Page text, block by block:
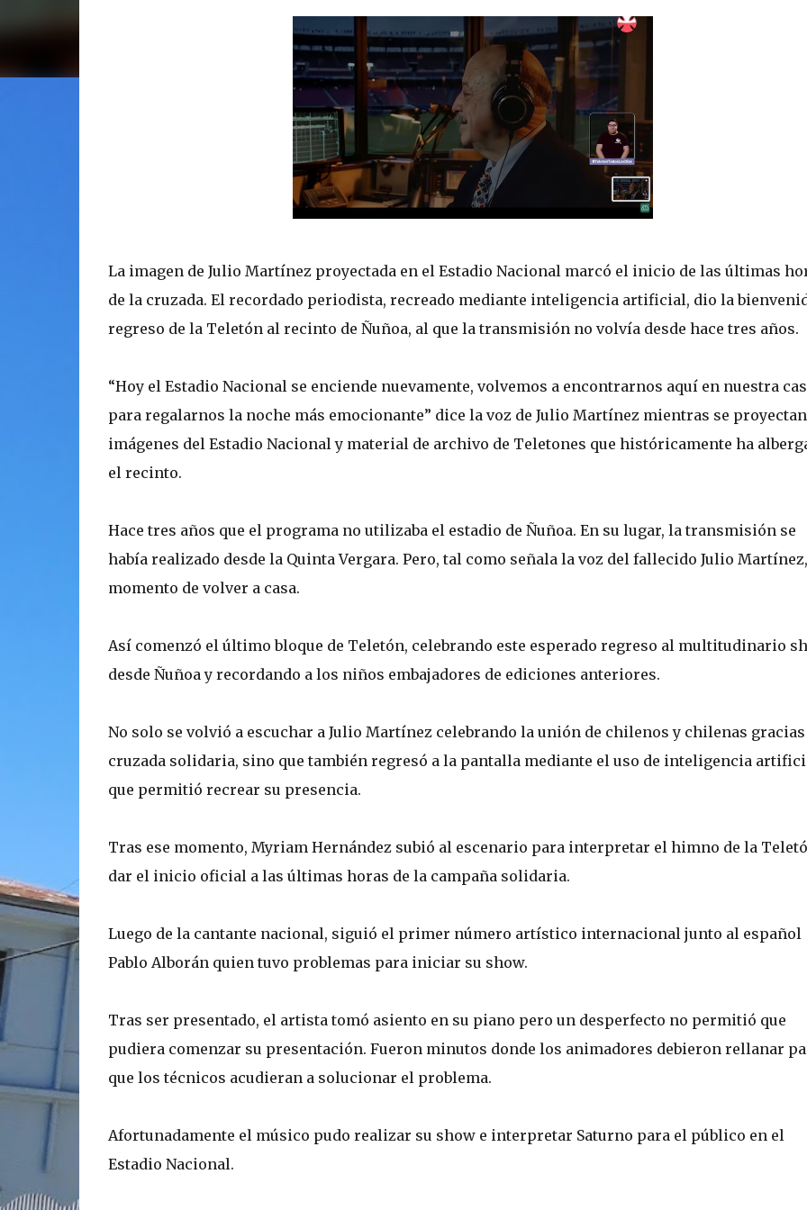
La imagen de Julio Martínez proyectada en el Estadio Nacional marcó el inicio de las últimas
de la cruzada. El recordado periodista, recreado mediante inteligencia artificial, dio la
regreso de la Teletón al recinto de Ñuñoa, al que la transmisión no volvía desde hace tres años.
“Hoy el Estadio Nacional se enciende nuevamente, volvemos a encontrarnos aquí en nuestra
para regalarnos la noche más emocionante” dice la voz de Julio Martínez mientras se proyectan
imágenes del Estadio Nacional y material de archivo de Teletones que históricamente ha
el recinto.
Hace tres años que el programa no utilizaba el estadio de Ñuñoa. En su lugar, la transmisión se
había realizado desde la Quinta Vergara. Pero, tal como señala la voz del fallecido Julio
momento de volver a casa.
Así comenzó el último bloque de Teletón, celebrando este esperado regreso al multitudinario
desde Ñuñoa y recordando a los niños embajadores de ediciones anteriores.
No solo se volvió a escuchar a Julio Martínez celebrando la unión de chilenos y chilenas gracias
cruzada solidaria, sino que también regresó a la pantalla mediante el uso de inteligencia
que permitió recrear su presencia.
Tras ese momento, Myriam Hernández subió al escenario para interpretar el himno de la
dar el inicio oficial a las últimas horas de la campaña solidaria.
Luego de la cantante nacional, siguió el primer número artístico internacional junto al español
Pablo Alborán quien tuvo problemas para iniciar su show.
Tras ser presentado, el artista tomó asiento en su piano pero un desperfecto no permitió que
pudiera comenzar su presentación. Fueron minutos donde los animadores debieron rellanar
que los técnicos acudieran a solucionar el problema.
Afortunadamente el músico pudo realizar su show e interpretar Saturno para el público en el
Estadio Nacional.